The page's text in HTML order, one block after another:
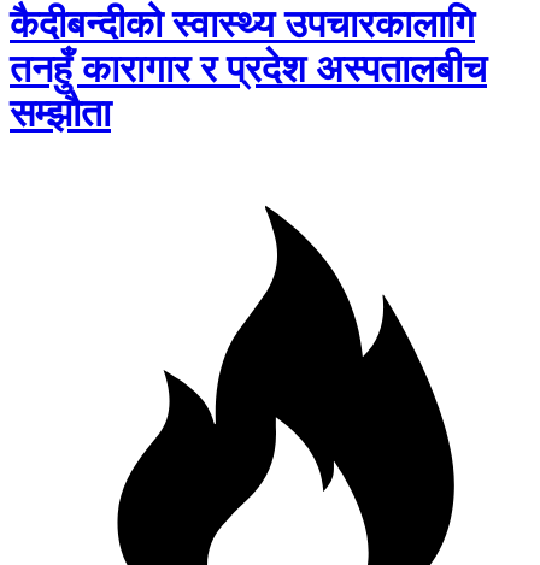
कैदीबन्दीको स्वास्थ्य उपचारकालागि
तनहुँ कारागार र प्रदेश अस्पतालबीच
सम्झौता